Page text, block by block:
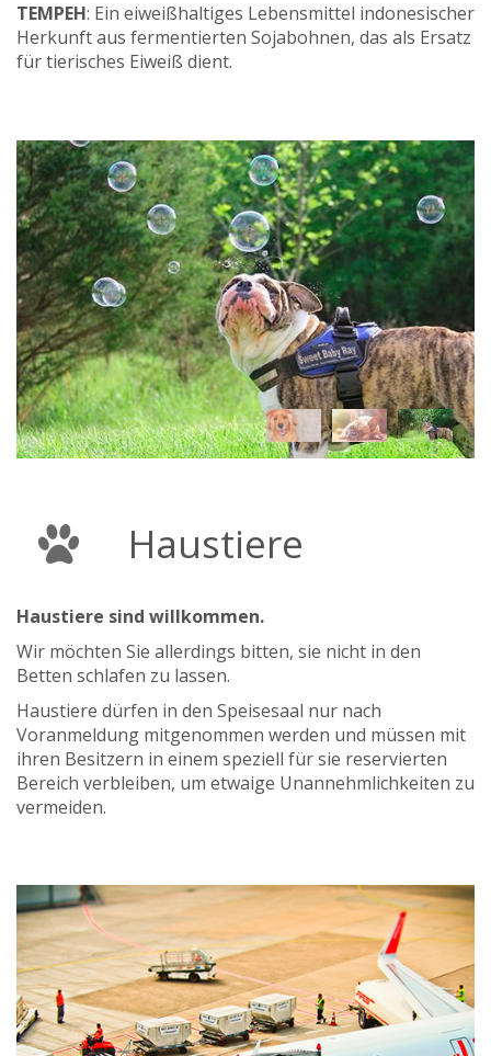
TEMPEH: Ein eiweißhaltiges Lebensmittel indonesischer
Herkunft aus fermentierten Sojabohnen, das als Ersatz
für tierisches Eiweiß dient.
Haustiere
Haustiere sind willkommen.
Wir möchten Sie allerdings bitten, sie nicht in den
Betten schlafen zu lassen.
Haustiere dürfen in den Speisesaal nur nach
Voranmeldung mitgenommen werden und müssen mit
ihren Besitzern in einem speziell für sie reservierten
Bereich verbleiben, um etwaige Unannehmlichkeiten zu
vermeiden.